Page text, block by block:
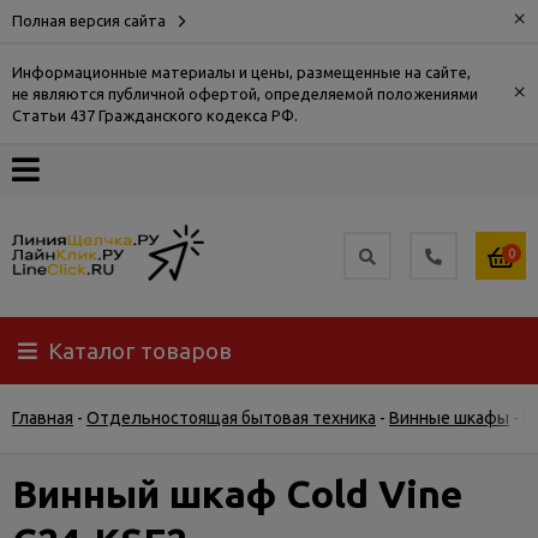
Полная версия сайта ×
Информационные материалы и цены, размещенные на сайте,
не являются публичной офертой, определяемой положениями
Статьи 437 Гражданского кодекса РФ.
×
О
Доставка
Самовывоз
Гарантия
0
Каталог товаров
Главная - Отдельностоящая бытовая техника - Винные шкафы -
Винный шкаф Cold Vine